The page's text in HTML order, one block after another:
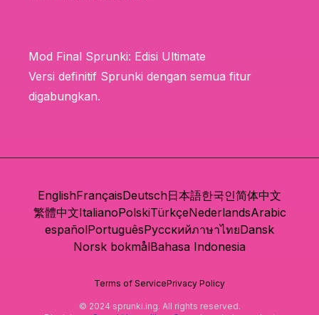
Mod Final Sprunki: Edisi Ultimate
Versi definitif Sprunki dengan semua fitur
digabungkan.
EnglishFrançaisDeutsch日本語한국인简体中文
繁體中文ItalianoPolskiTürkçeNederlandsArabic
españolPortuguêsРусскийภาษาไทยDansk
Norsk bokmålBahasa Indonesia
Terms of ServicePrivacy Policy
© 2024 sprunki.ing. All rights reserved.